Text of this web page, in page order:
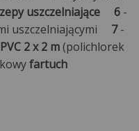
uszczelniające 6-
uszczelniającymi 7-
2 x 2 m(polichlorek
fartuch